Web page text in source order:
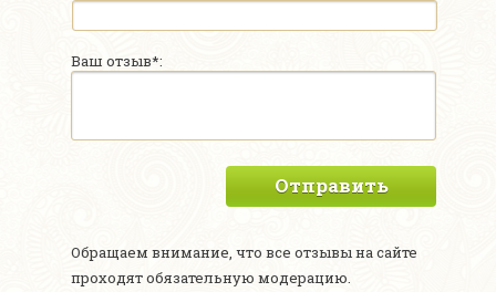
Ваш отзыв*:
Отправить
Обращаем внимание, что все отзывы на сайте
проходят обязательную модерацию.